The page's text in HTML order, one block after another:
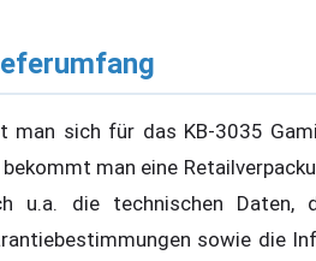
man sich für das KB-3035
man eine
u.a. die technischen Daten,
sowie die